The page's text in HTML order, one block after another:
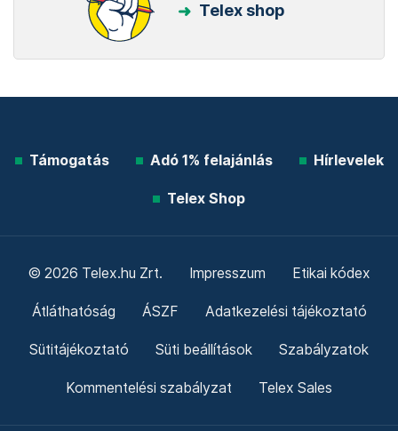
Telex shop
Támogatás Adó 1% felajánlás Hírlevelek
Telex Shop
© 2026 Telex.hu Zrt. Impresszum Etikai kódex
Átláthatóság ÁSZF Adatkezelési tájékoztató
Sütitájékoztató Süti beállítások Szabályzatok
Kommentelési szabályzat Telex Sales